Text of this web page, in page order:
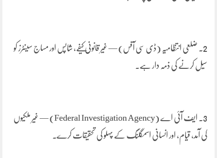
2. ضلعی انتظامیہ (ڈی سی آفس) — غیر قانونی کیفے، شاپس اور مساج سینٹرز کو
سیل کرنے کی ذمہ دار ہے۔
3. ایف آئی اے (Federal Investigation Agency) — غیر ملکیوں
کی آمد، قیام، اور انسانی اسمگلنگ کے پہلو کی تحقیقات کرے۔